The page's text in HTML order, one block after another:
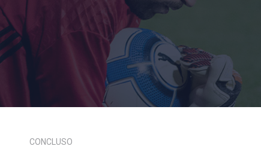
CONCLUSO